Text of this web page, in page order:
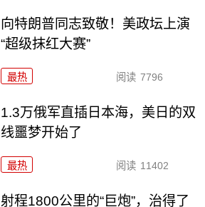
向特朗普同志致敬！美政坛上演
“超级抹红大赛”
最热 阅读 7796
1.3万俄军直插日本海，美日的双
线噩梦开始了
最热 阅读 11402
射程1800公里的“巨炮”，治得了